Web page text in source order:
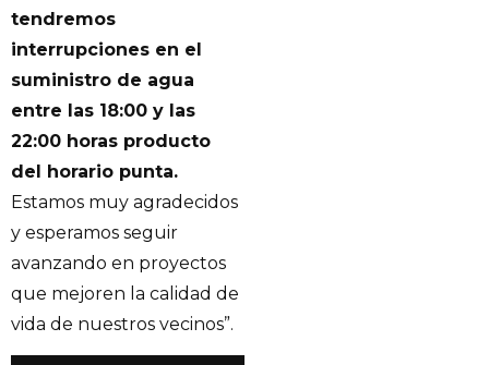
tendremos
interrupciones en el
suministro de agua
entre las 18:00 y las
22:00 horas producto
del horario punta.
Estamos muy agradecidos
y esperamos seguir
avanzando en proyectos
que mejoren la calidad de
vida de nuestros vecinos”.